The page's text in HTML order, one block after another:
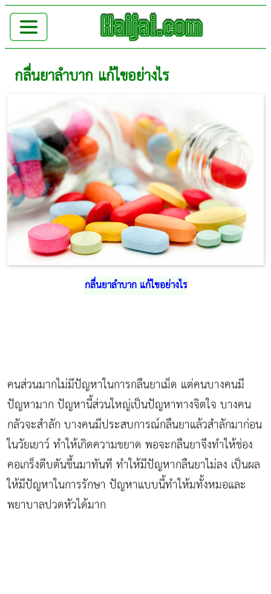
กลื่นยาลำบาก แก้ไขอย่างไร
กลื่นยาลำบาก แก้ไขอย่างไร
คนส่วนมากไม่มีปัญหาในการกลืนยาเม็ด แต่คนบางคนมี
ปัญหามาก ปัญหานี้ส่วนใหญ่เป็นปัญหาทางจิตใจ บางคน
กลัวจะสำลัก บางคนมีประสบการณ์กลืนยาแล้วสำลักมาก่อน
ในวัยเยาว์ ทำให้เกิดความขยาด พอจะกลืนยาจึงทำให้ช่อง
คอเกร็งตีบตันขึ้นมาทันที ทำให้มีปัญหากลืนยาไม่ลง เป็นผล
ให้มีปัญหาในการรักษา ปัญหาแบบนี้ทำให้มทั้งหมอและ
พยาบาลปวดหัวได้มาก